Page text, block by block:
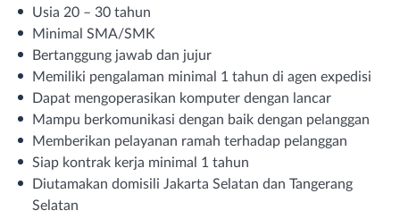
Usia 20 – 30 tahun
Minimal SMA/SMK
Bertanggung jawab dan jujur
Memiliki pengalaman minimal 1 tahun di agen expedisi
Dapat mengoperasikan komputer dengan lancar
Mampu berkomunikasi dengan baik dengan pelanggan
Memberikan pelayanan ramah terhadap pelanggan
Siap kontrak kerja minimal 1 tahun
Diutamakan domisili Jakarta Selatan dan Tangerang
Selatan